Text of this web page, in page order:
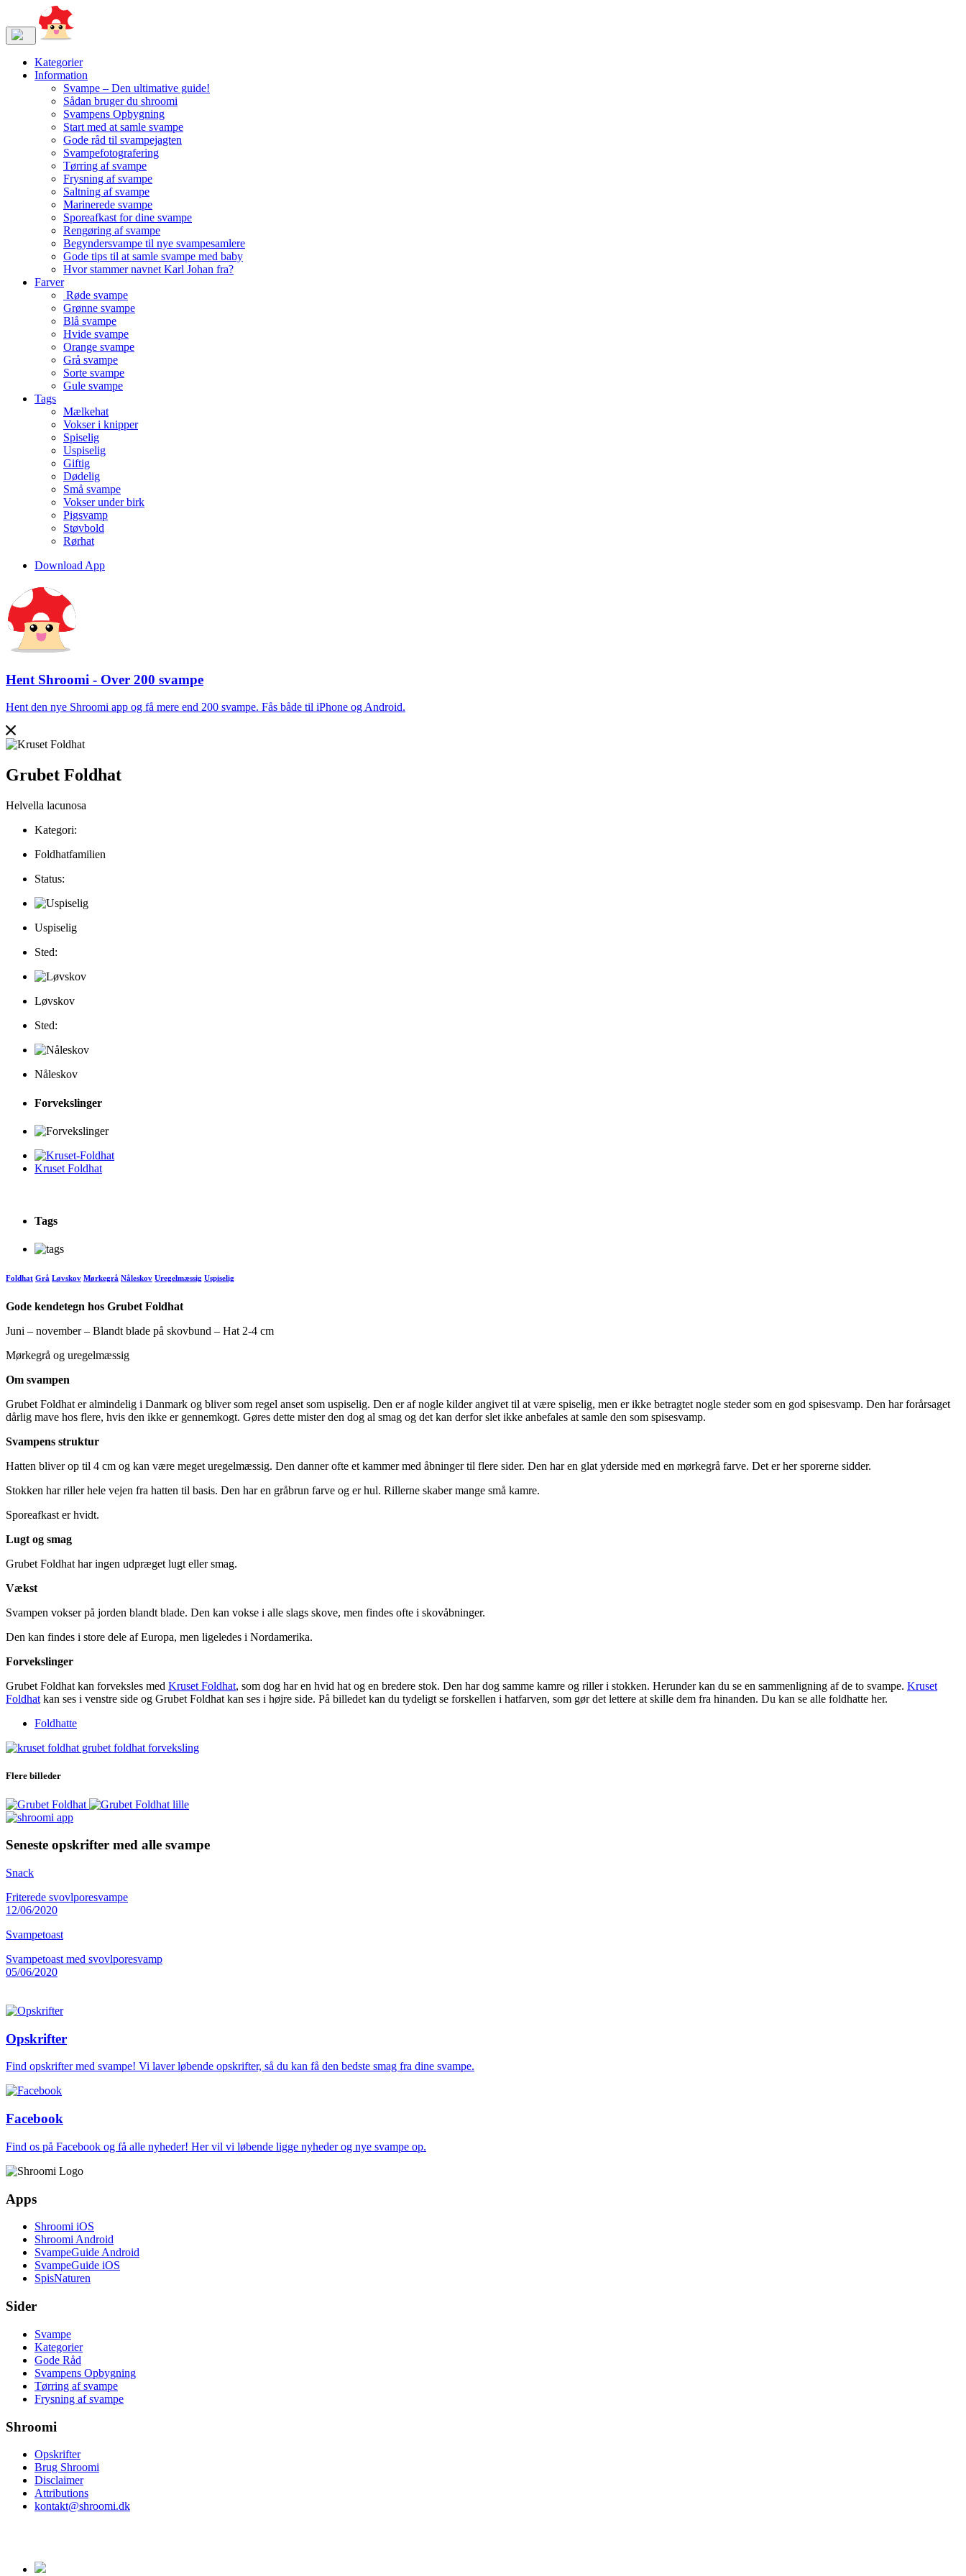
Kategorier
Information
Svampe – Den ultimative guide!
Sådan bruger du shroomi
Svampens Opbygning
Start med at samle svampe
Gode råd til svampejagten
Svampefotografering
Tørring af svampe
Frysning af svampe
Saltning af svampe
Marinerede svampe
Sporeafkast for dine svampe
Rengøring af svampe
Begyndersvampe til nye svampesamlere
Gode tips til at samle svampe med baby
Hvor stammer navnet Karl Johan fra?
Farver
Røde svampe
Grønne svampe
Blå svampe
Hvide svampe
Orange svampe
Grå svampe
Sorte svampe
Gule svampe
Tags
Mælkehat
Vokser i knipper
Spiselig
Uspiselig
Giftig
Dødelig
Små svampe
Vokser under birk
Pigsvamp
Støvbold
Rørhat
Download App
Hent Shroomi - Over 200 svampe
Hent den nye Shroomi app og få mere end 200 svampe. Fås både til iPhone og Android.
Grubet Foldhat
Helvella lacunosa
Kategori:
Foldhatfamilien
Status:
Uspiselig
Sted:
Løvskov
Sted:
Nåleskov
Forvekslinger
Kruset Foldhat
Tags
Foldhat Grå Løvskov Mørkegrå Nåleskov Uregelmæssig Uspiselig
Gode kendetegn hos Grubet Foldhat
Juni – november – Blandt blade på skovbund – Hat 2-4 cm
Mørkegrå og uregelmæssig
Om svampen
Grubet Foldhat er almindelig i Danmark og bliver som regel anset som uspiselig. Den er af nogle kilder angivet til at være spiselig, men er ikke betragtet nogle steder som en god spisesvamp. Den har forårsaget
dårlig mave hos flere, hvis den ikke er gennemkogt. Gøres dette mister den dog al smag og det kan derfor slet ikke anbefales at samle den som spisesvamp.
Svampens struktur
Hatten bliver op til 4 cm og kan være meget uregelmæssig. Den danner ofte et kammer med åbninger til flere sider. Den har en glat yderside med en mørkegrå farve. Det er her sporerne sidder.
Stokken har riller hele vejen fra hatten til basis. Den har en gråbrun farve og er hul. Rillerne skaber mange små kamre.
Sporeafkast er hvidt.
Lugt og smag
Grubet Foldhat har ingen udpræget lugt eller smag.
Vækst
Svampen vokser på jorden blandt blade. Den kan vokse i alle slags skove, men findes ofte i skovåbninger.
Den kan findes i store dele af Europa, men ligeledes i Nordamerika.
Forvekslinger
Grubet Foldhat kan forveksles med Kruset Foldhat, som dog har en hvid hat og en bredere stok. Den har dog samme kamre og riller i stokken. Herunder kan du se en sammenligning af de to svampe. Kruset
Foldhat kan ses i venstre side og Grubet Foldhat kan ses i højre side. På billedet kan du tydeligt se forskellen i hatfarven, som gør det lettere at skille dem fra hinanden. Du kan se alle foldhatte her.
Foldhatte
Flere billeder
Seneste opskrifter med alle svampe
Snack
Friterede svovlporesvampe
12/06/2020
Svampetoast
Svampetoast med svovlporesvamp
05/06/2020
Opskrifter
Find opskrifter med svampe! Vi laver løbende opskrifter, så du kan få den bedste smag fra dine svampe.
Facebook
Find os på Facebook og få alle nyheder! Her vil vi løbende ligge nyheder og nye svampe op.
Apps
Shroomi iOS
Shroomi Android
SvampeGuide Android
SvampeGuide iOS
SpisNaturen
Sider
Svampe
Kategorier
Gode Råd
Svampens Opbygning
Tørring af svampe
Frysning af svampe
Shroomi
Opskrifter
Brug Shroomi
Disclaimer
Attributions
kontakt@shroomi.dk